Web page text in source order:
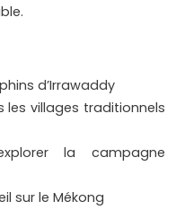
d’Irrawaddy
villages traditionnels
la campagne
sur le Mékong